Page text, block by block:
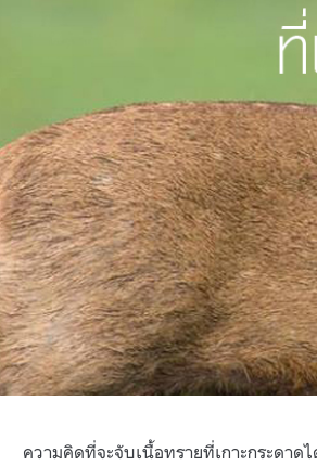
ความคิดที่จะจับเนื้อทรายที่เกาะกระดา